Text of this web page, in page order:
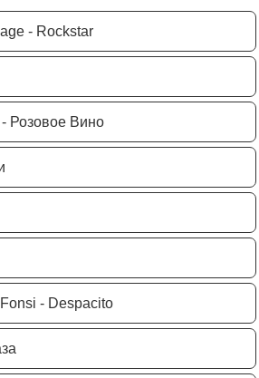
- Rockstar
Розовое Вино
- Despacito